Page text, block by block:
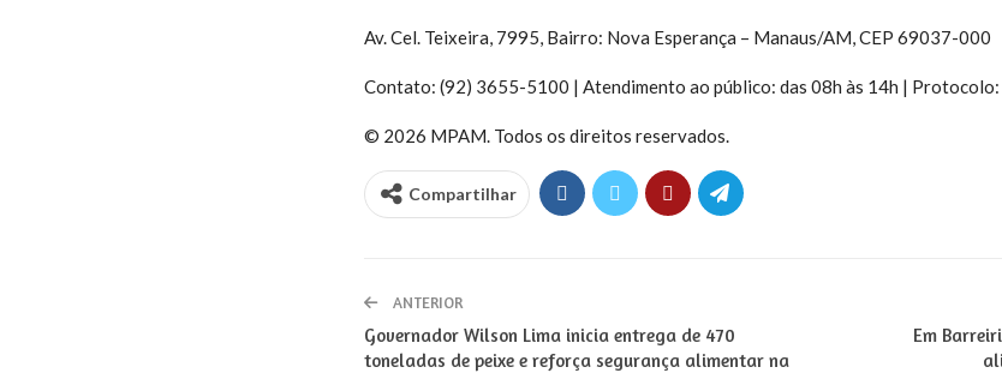
Av. Cel. Teixeira, 7995, Bairro: Nova Esperança – Manaus/AM, CEP 69037-000
Contato: (92) 3655-5100 | Atendimento ao público: das 08h às 14h | Protocolo:
© 2026 MPAM. Todos os direitos reservados.
Compartilhar
ANTERIOR
Governador Wilson Lima inicia entrega de 470
toneladas de peixe e reforça segurança alimentar na
Em